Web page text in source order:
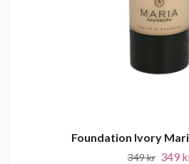
Foundation Ivory
349 kr 349